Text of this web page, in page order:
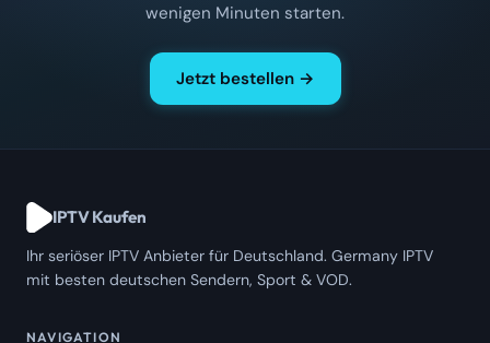
wenigen Minuten starten.
Jetzt bestellen →
IPTV Kaufen
Ihr seriöser IPTV Anbieter für Deutschland. Germany IPTV
mit besten deutschen Sendern, Sport & VOD.
NAVIGATION